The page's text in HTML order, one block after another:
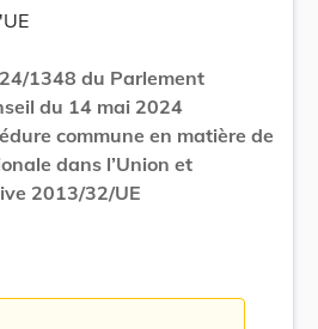
1348 du Parlement
du 14 mai 2024
commune en matière de
dans l’Union et
2013/32/UE